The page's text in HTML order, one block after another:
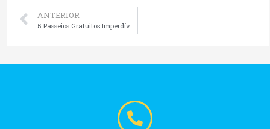
ANTERIOR
5 Passeios Gratuitos Imperdíveis em Gramado e Canela